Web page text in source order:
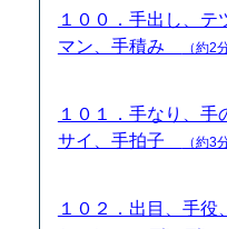
１００．手出し、テ
マン、手積み
（約2
１０１．手なり、
サイ、手拍子
（約3
１０２．出目、手役